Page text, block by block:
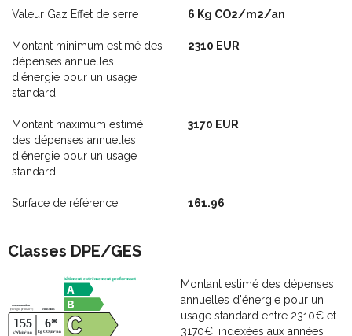
Valeur Gaz Effet de serre 6 Kg CO2/m2/an
Montant minimum estimé des
dépenses annuelles
d'énergie pour un usage
standard
2310 EUR
Montant maximum estimé
des dépenses annuelles
d'énergie pour un usage
standard
3170 EUR
Surface de référence 161.96
Classes DPE/GES
Montant estimé des dépenses
annuelles d'énergie pour un
usage standard entre 2310€ et
3170€. indexées aux années